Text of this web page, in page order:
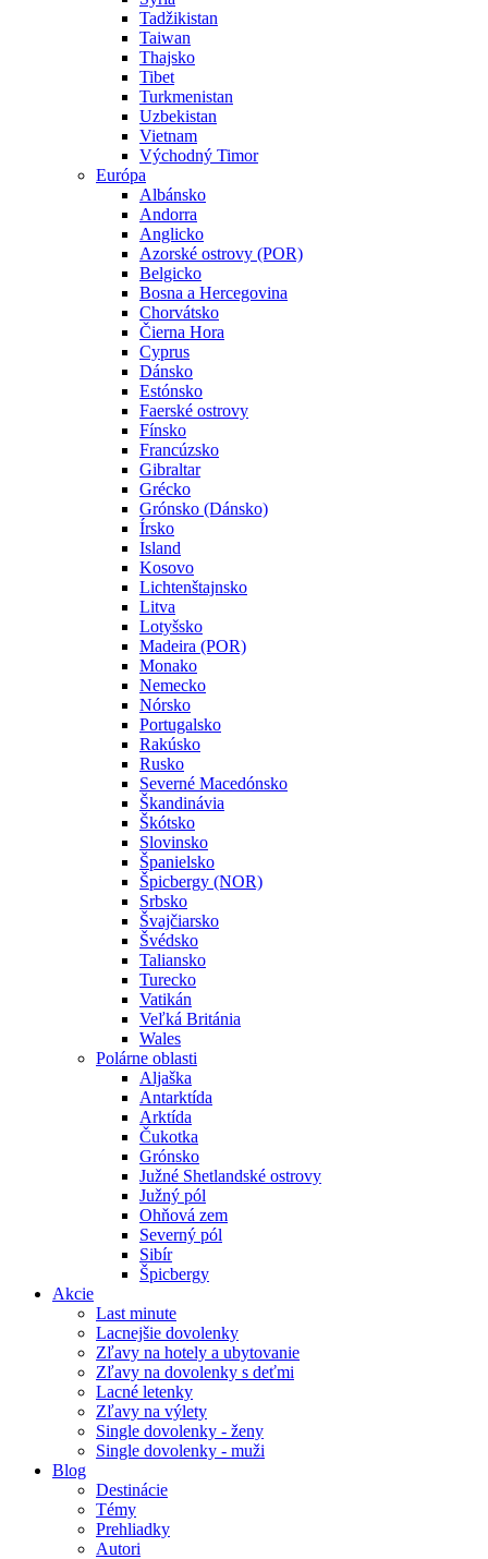
Tadžikistan
Taiwan
Thajsko
Tibet
Turkmenistan
Uzbekistan
Vietnam
Východný Timor
Európa
Albánsko
Andorra
Anglicko
Azorské ostrovy (POR)
Belgicko
Bosna a Hercegovina
Chorvátsko
Čierna Hora
Cyprus
Dánsko
Estónsko
Faerské ostrovy
Fínsko
Francúzsko
Gibraltar
Grécko
Grónsko (Dánsko)
Írsko
Island
Kosovo
Lichtenštajnsko
Litva
Lotyšsko
Madeira (POR)
Monako
Nemecko
Nórsko
Portugalsko
Rakúsko
Rusko
Severné Macedónsko
Škandinávia
Škótsko
Slovinsko
Španielsko
Špicbergy (NOR)
Srbsko
Švajčiarsko
Švédsko
Taliansko
Turecko
Vatikán
Veľká Británia
Wales
Polárne oblasti
Aljaška
Antarktída
Arktída
Čukotka
Grónsko
Južné Shetlandské ostrovy
Južný pól
Ohňová zem
Severný pól
Sibír
Špicbergy
Akcie
Last minute
Lacnejšie dovolenky
Zľavy na hotely a ubytovanie
Zľavy na dovolenky s deťmi
Lacné letenky
Zľavy na výlety
Single dovolenky - ženy
Single dovolenky - muži
Blog
Destinácie
Témy
Prehliadky
Autori